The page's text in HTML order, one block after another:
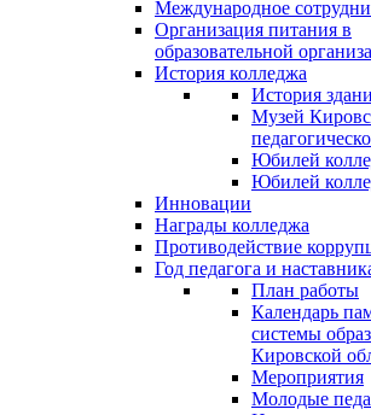
Международное
Организация питания в
образовательной
История колледжа
История
Музей
Юбилей
Юбилей
Инновации
Награды колледжа
Противодействие
Год педагога и
План работы
Календарь
системы
Кировской
Мероприятия
Молодые